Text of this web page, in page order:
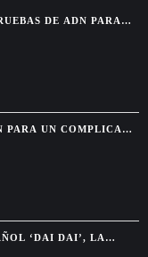
DE ADN PARA
PARA UN COMPLICADO
REGRESOS EN
‘DAI DAI’, LA
2026